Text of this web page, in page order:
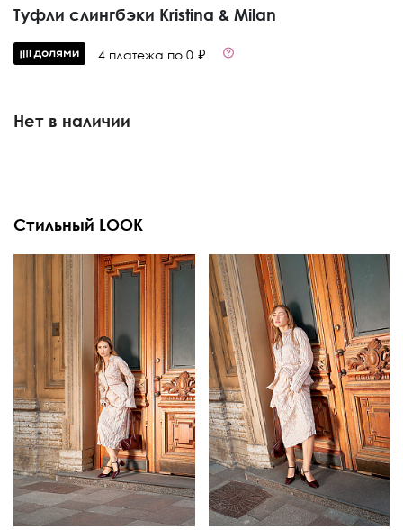
Туфли слингбэки Kristina & Milan
4 платежа по 0 ₽
Нет в наличии
Стильный LOOK